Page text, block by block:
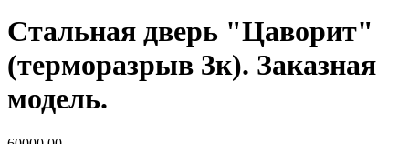
Стальная дверь "Цаворит"
(терморазрыв 3к). Заказная
модель.